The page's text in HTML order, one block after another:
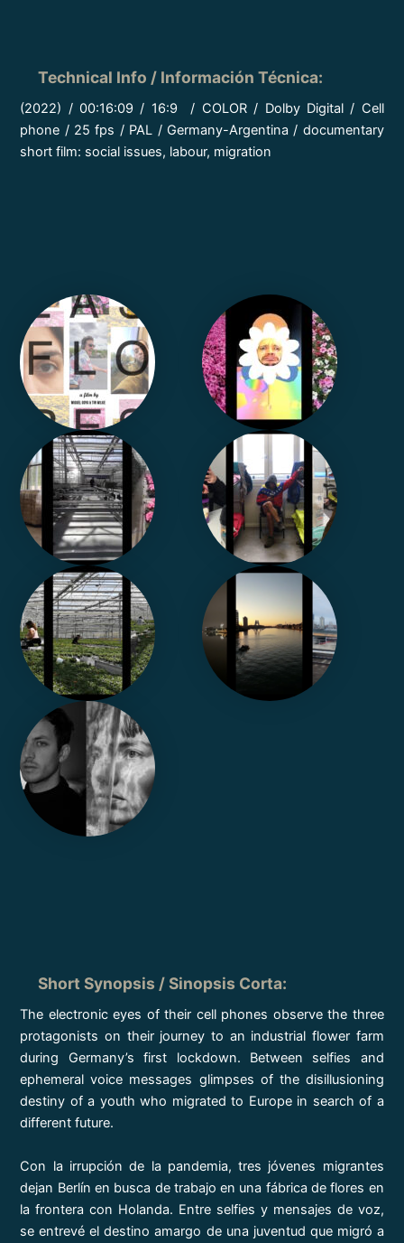
Technical Info / Información Técnica:
(2022) / 00:16:09 / 16:9 / COLOR / Dolby Digital / Cell
phone / 25 fps / PAL / Germany-Argentina / documentary
short film: social issues, labour, migration
Short Synopsis / Sinopsis Corta:
The electronic eyes of their cell phones observe the three
protagonists on their journey to an industrial flower farm
during Germany’s first lockdown. Between selfies and
ephemeral voice messages glimpses of the disillusioning
destiny of a youth who migrated to Europe in search of a
different future.
Con la irrupción de la pandemia, tres jóvenes migrantes
dejan Berlín en busca de trabajo en una fábrica de flores en
la frontera con Holanda. Entre selfies y mensajes de voz,
se entrevé el destino amargo de una juventud que migró a